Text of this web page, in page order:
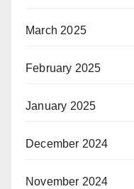
March 2025
February 2025
January 2025
December 2024
November 2024